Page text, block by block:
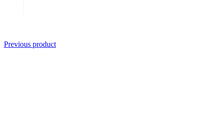
Previous product